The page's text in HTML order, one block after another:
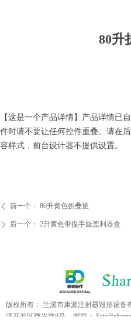
80升
ꄴ 前一个： 80升黄色折叠筐
ꄲ 后一个： 2升黄色带提手旋盖利器盒
【这是一个产品详情】产品详情已
件时请不要让任何控件重叠。请在
容样式，前台设计器不提供设置。
版权所有： 兰溪市康源注射器毁形设备
济开发区曙光路8号
邮箱：